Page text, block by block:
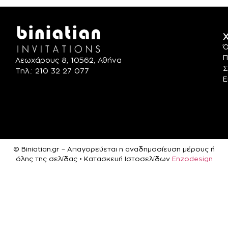
Λεωχάρους 8, 10562, Αθήνα
Τηλ.: 210 32 27 077
© Biniatian.gr – Απαγορεύεται η αναδημοσίευση μέρους ή
όλης της σελίδας • Κατασκευή Ιστοσελίδων Enzodesign